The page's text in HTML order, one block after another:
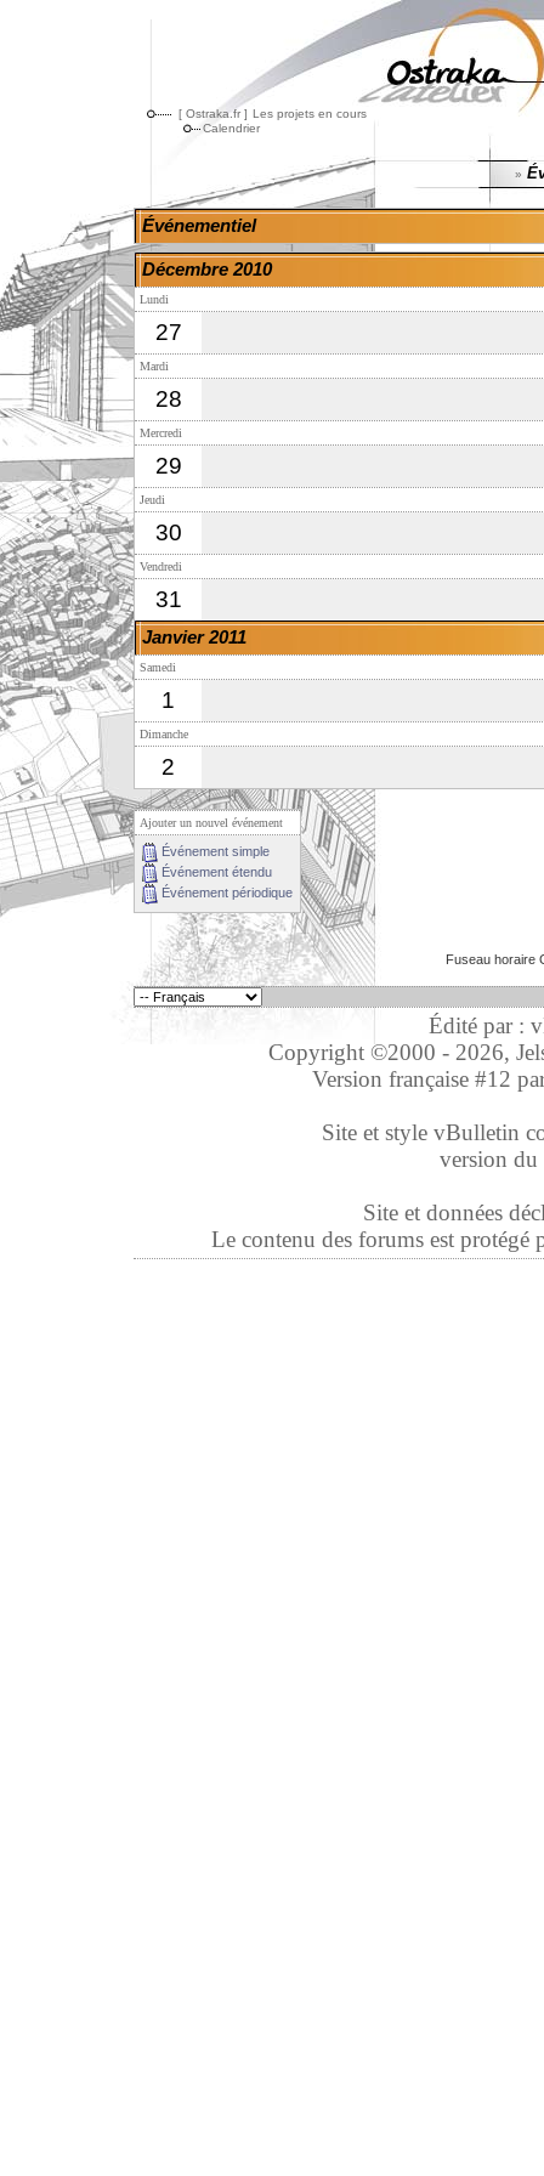
[ Ostraka.fr ] Les projets en cours
Calendrier
»
Événementiel
Décembre 2010
Lundi
27
Mardi
28
Mercredi
29
Jeudi
30
Vendredi
31
Janvier 2011
Samedi
1
Dimanche
2
Ajouter un nouvel événement
Événement simple
Événement étendu
Événement périodique
Fuseau horaire
Édité par :
Copyright ©2000 - 2026,
Version française #12
Site et style vBulletin
version
Site et données
Le contenu des forums est protégé